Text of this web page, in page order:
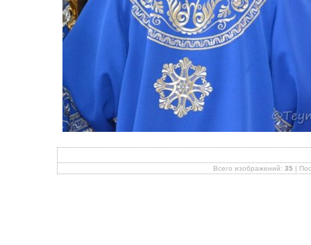
Всего изображений: 35 |